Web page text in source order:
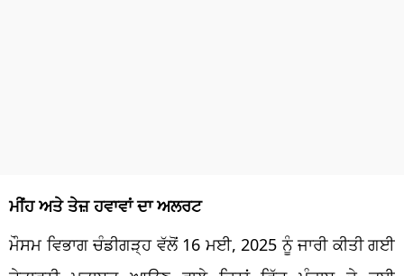
ਮੀਂਹ ਅਤੇ ਤੇਜ਼ ਹਵਾਵਾਂ ਦਾ ਅਲਰਟ
ਮੌਸਮ ਵਿਭਾਗ ਚੰਡੀਗੜ੍ਹ ਵੱਲੋਂ 16 ਮਈ, 2025 ਨੂੰ ਜਾਰੀ ਕੀਤੀ ਗਈ